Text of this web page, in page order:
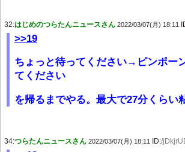
32:はじめのつらたんニュースさん 2022/03/07(月) 18:11
>>19
ちょっと待ってください→ピンポー
てください
を帰るまでやる。最大で27分くらい
34:つらたんニュースさん 2022/03/07(月) 18:11 ID:/